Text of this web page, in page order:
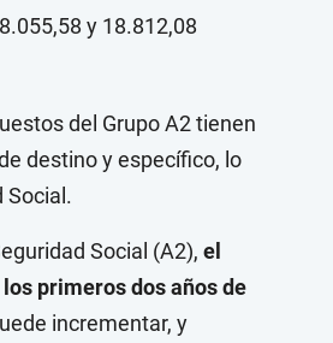
y 18.812,08
del Grupo A2 tienen
destino y específico, lo
Social.
Social (A2), el
primeros dos años de
incrementar, y